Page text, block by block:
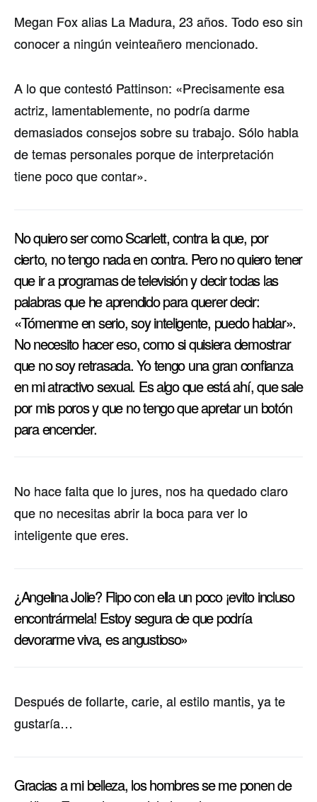
Megan Fox alias La Madura, 23 años. Todo eso sin
conocer a ningún veinteañero mencionado.
A lo que contestó Pattinson: «Precisamente esa
actriz, lamentablemente, no podrí­a darme
demasiados consejos sobre su trabajo. Sólo habla
de temas personales porque de interpretación
tiene poco que contar».
No quiero ser como Scarlett, contra la que, por
cierto, no tengo nada en contra. Pero no quiero tener
que ir a programas de televisión y decir todas las
palabras que he aprendido para querer decir:
«Tómenme en serio, soy inteligente, puedo hablar».
No necesito hacer eso, como si quisiera demostrar
que no soy retrasada. Yo tengo una gran confianza
en mi atractivo sexual. Es algo que está ahí­, que sale
por mis poros y que no tengo que apretar un botón
para encender.
No hace falta que lo jures, nos ha quedado claro
que no necesitas abrir la boca para ver lo
inteligente que eres.
¿Angelina Jolie? Flipo con ella un poco ¡evito incluso
encontrármela! Estoy segura de que podrí­a
devorarme viva, es angustioso»
Después de follarte, carie, al estilo mantis, ya te
gustarí­a…
Gracias a mi belleza, los hombres se me ponen de